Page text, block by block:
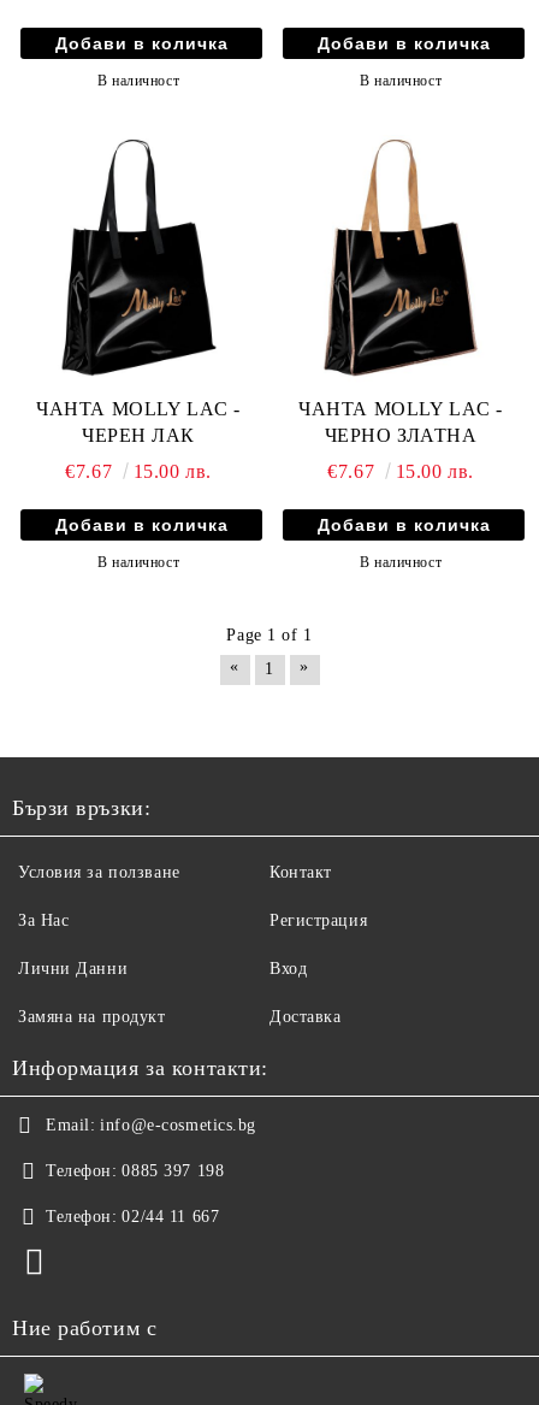
В наличност В наличност
ЧАНТА MOLLY LAC -
ЧЕРЕН ЛАК
€7.67
15.00 лв.
В наличност
ЧАНТА MOLLY LAC -
ЧЕРНО ЗЛАТНА
€7.67
15.00 лв.
В наличност
Page 1 of 1
«
1 »
Бързи връзки:
Условия за ползване
За Нас
Лични Данни
Замяна на продукт
Контакт
Регистрация
Вход
Доставка
Информация за контакти:
Email: info@e-cosmetics.bg
Телефон: 0885 397 198
Телефон: 02/44 11 667
Ние работим с